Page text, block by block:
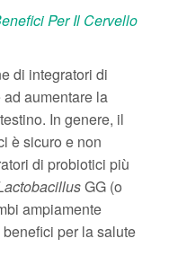
Per Il Cervello
di integratori di
aumentare la
In genere, il
è sicuro e non
di probiotici più
GG (o
ampiamente
per la salute